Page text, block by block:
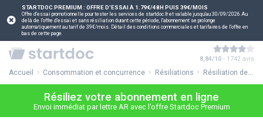
STARTDOC PREMIUM : OFFRE D'ESSAI À 1.79€/48H PUIS 39€/MOIS
Offre d'essai promotionnelle pour tester les services de startdoc.fr et valable jusqu'au 30/09/2026.Au
delà de l'offre d'essai et sans résiliation durant cette période, l'abonnement se prolonge
automatiquement au tarif de 39€/mois. Détail des conditions commerciales et tarifaires de l'offre en
bas de cette page.
8,84/10 - 1742 avis
Accueil Consommation et concurrence Résiliations Résiliation de votre contrat Antargaz
Résiliez votre abonnement en ligne
Envoi immédiat par lettre AR avec l’offre Startdoc Premium